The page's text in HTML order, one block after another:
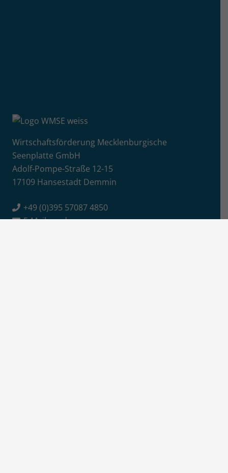
Wirtschaftsförderung Mecklenburgische
Seenplatte GmbH
Adolf-Pompe-Straße 12-15
17109 Hansestadt Demmin
+49 (0)395 57087 4850
E-Mail senden